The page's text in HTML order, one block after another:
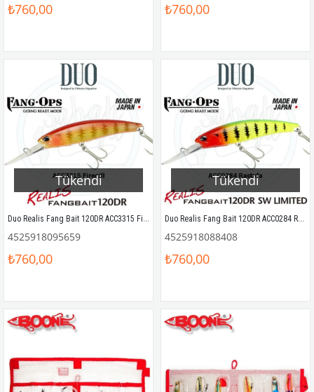
₺760,00 ₺760,00
Tükendi
Duo Realis Fang Bait 120DR ACC3315 Firegill
4525918095659
₺760,00
Tükendi
Duo Realis Fang Bait 120DR ACC0284 Rastafa
4525918088408
₺760,00